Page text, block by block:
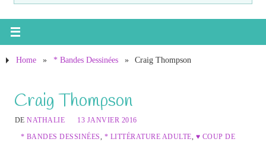
Home » * Bandes Dessinées » Craig Thompson
Craig Thompson
DENATHALIE
13 JANVIER 2016
* BANDES DESSINÉES, * LITTÉRATURE ADULTE, ♥ COUP DE